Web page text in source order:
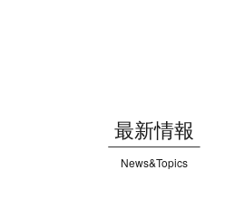
最新情報
News&Topics